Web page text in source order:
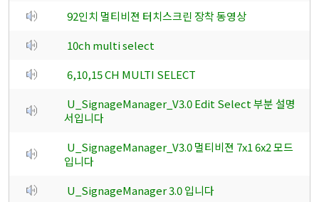
92인치 멀티비젼 터치스크린 장착 동영상
10ch multi select
6,10,15 CH MULTI SELECT
U_SignageManager_V3.0 Edit Select 부분 설명
서입니다
U_SignageManager_V3.0 멀티비젼 7x1 6x2 모드
입니다
U_SignageManager 3.0 입니다